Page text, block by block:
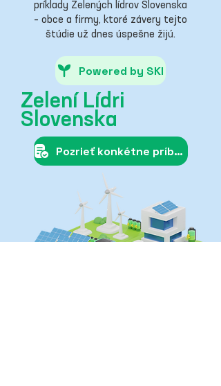
príklady Zelených lídrov Slovenska
– obce a firmy, ktoré závery tejto
štúdie už dnes úspešne žijú.
Powered by SKI
Zelení Lídri
Slovenska
Pozrieť konkétne príbehy